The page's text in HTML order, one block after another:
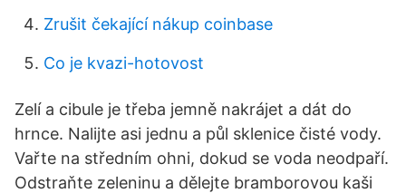
Zrušit čekající nákup coinbase
Co je kvazi-hotovost
Zelí a cibule je třeba jemně nakrájet a dát do
hrnce. Nalijte asi jednu a půl sklenice čisté vody.
Vařte na středním ohni, dokud se voda neodpaří.
Odstraňte zeleninu a dělejte bramborovou kaši